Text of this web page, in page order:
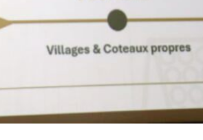
de grande
en
indique un
(Lire la suite
Jaouen est décédé le 4
« des suites d’une longue
apprend-on dans la presse
(Lire la suite dans l'Agra Fil)